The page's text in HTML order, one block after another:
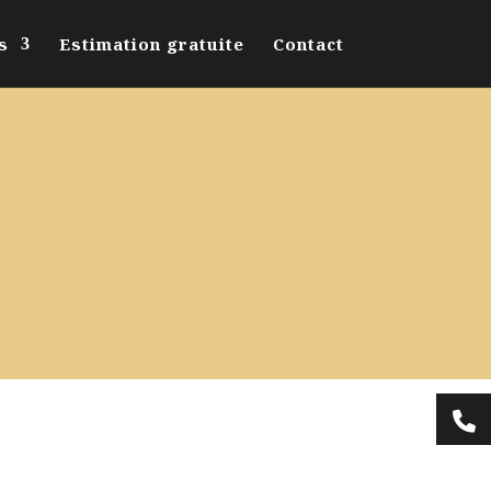
Estimation gratuite Contact